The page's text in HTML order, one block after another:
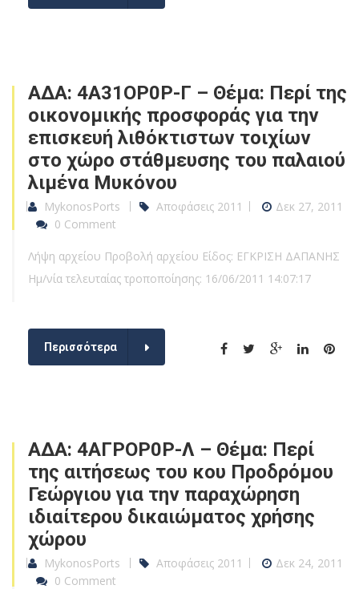
ΑΔΑ: 4Α31ΟΡ0Ρ-Γ – Θέμα: Περί της
οικονομικής προσφοράς για την
επισκευή λιθόκτιστων τοιχίων
στο χώρο στάθμευσης του παλαιού
λιμένα Μυκόνου
MykonosPorts Αποφάσεις 2011
Δεκ 27, 2011
0 Comment
Λήψη αρχείου Προβολή αρχείου Είδος: ΕΓΚΡΙΣΗ ΔΑΠΑΝΗΣ
Ημ/νία τελευταίας τροποποίησης: 16/06/2011 14:07:17
Περισσότερα
ΑΔΑ: 4ΑΓΡΟΡ0Ρ-Λ – Θέμα: Περί
της αιτήσεως του κου Προδρόμου
Γεώργιου για την παραχώρηση
ιδιαίτερου δικαιώματος χρήσης
χώρου
MykonosPorts Αποφάσεις 2011
Δεκ 24, 2011
0 Comment